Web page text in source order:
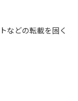
などの転載を固く